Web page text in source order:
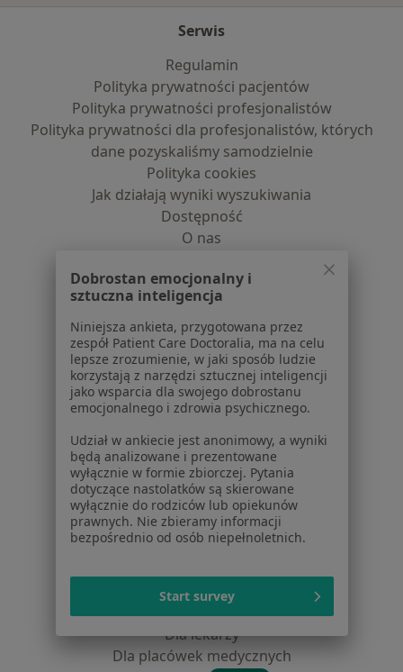
Serwis
Regulamin
Polityka prywatności pacjentów
Polityka prywatności profesjonalistów
Polityka prywatności dla profesjonalistów, których
dane pozyskaliśmy samodzielnie
Polityka cookies
Jak działają wyniki wyszukiwania
Dostępność
O nas
Partnerzy
Centrum prasowe
Kontakt
Dla pacjentów
Lekarze
Placówki medyczne
Pytania i odpowiedzi
Usługi i zabiegi
Choroby
Pomoc
Aplikacje mobilne
Blog dla pacjentów
Dla profesjonalistów
Cennik
Dla lekarzy
Dla placówek medycznych
Dobrostan emocjonalny i
sztuczna inteligencja
Niniejsza ankieta, przygotowana przez
zespół Patient Care Doctoralia, ma na celu
lepsze zrozumienie, w jaki sposób ludzie
korzystają z narzędzi sztucznej inteligencji
jako wsparcia dla swojego dobrostanu
emocjonalnego i zdrowia psychicznego.
Udział w ankiecie jest anonimowy, a wyniki
będą analizowane i prezentowane
wyłącznie w formie zbiorczej. Pytania
dotyczące nastolatków są skierowane
wyłącznie do rodziców lub opiekunów
prawnych. Nie zbieramy informacji
bezpośrednio od osób niepełnoletnich.
Start survey